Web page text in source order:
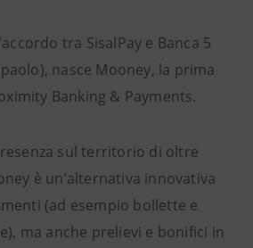
tra SisalPay e Banca 5
nasce Mooney, la prima
Banking & Payments.
sul territorio di oltre
è un’alternativa innovativa
(ad esempio bollette e
ma anche prelievi e bonifici in